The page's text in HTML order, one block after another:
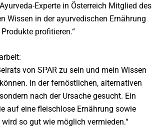
Experte in Österreich Mitglied des
Wissen in der ayurvedischen Ernährung
profitieren.“
von SPAR zu sein und mein Wissen
In der fernöstlichen, alternativen
nach der Ursache gesucht. Ein
auf eine fleischlose Ernährung sowie
so gut wie möglich vermieden.“